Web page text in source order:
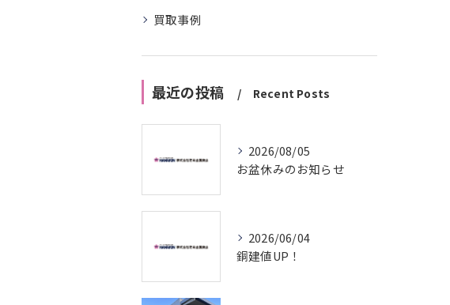
買取事例
最近の投稿 Recent Posts
2026/08/05
お盆休みのお知らせ
2026/06/04
銅建値UP！